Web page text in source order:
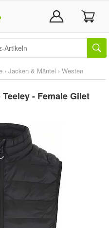
› Jacken & Mäntel › Westen
- Female Gilet